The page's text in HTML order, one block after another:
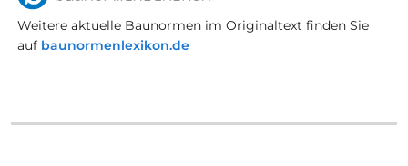
Weitere aktuelle Baunormen im Originaltext finden Sie
auf baunormenlexikon.de